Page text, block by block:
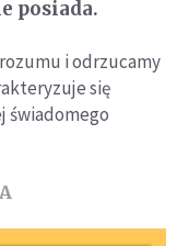
posiada.
i odrzucamy
się
świadomego